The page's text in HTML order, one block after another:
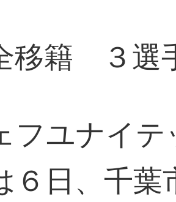
移籍 ３選
ユナイテ
６日、千